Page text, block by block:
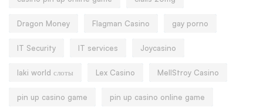
Dragon Money Flagman Casino gay porno
IT Security IT services Joycasino
laki world слоты Lex Casino MellStroy Casino
pin up casino game pin up casino online game